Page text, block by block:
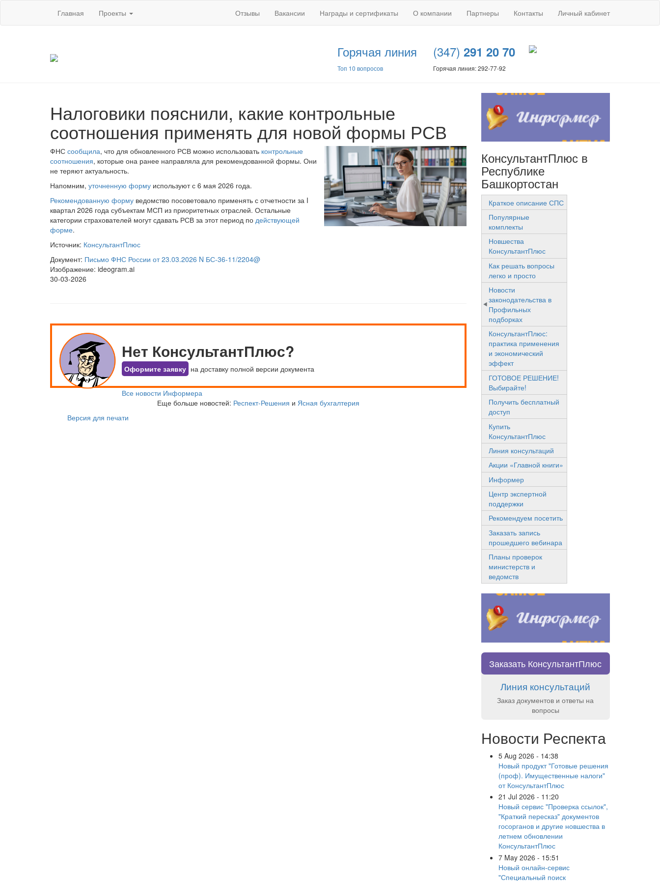
Главная Проекты Отзывы Вакансии Награды и сертификаты О компании Партнеры Контакты Личный кабинет
Горячая линия
Топ 10 вопросов
(347) 291 20 70
Горячая линия: 292-77-92
Налоговики пояснили, какие контрольные
соотношения применять для новой формы РСВ
ФНС сообщила, что для обновленного РСВ можно использовать контрольные
соотношения, которые она ранее направляла для рекомендованной формы. Они
не теряют актуальность.
Напомним, уточненную форму используют с 6 мая 2026 года.
Рекомендованную форму ведомство посоветовало применять с отчетности за I
квартал 2026 года субъектам МСП из приоритетных отраслей. Остальные
категории страхователей могут сдавать РСВ за этот период по действующей
форме.
Источник: КонсультантПлюс
Документ: Письмо ФНС России от 23.03.2026 N БС-36-11/2204@
Изображение: ideogram.ai
30-03-2026
Нет КонсультантПлюс?
Оформите заявку на доставку полной версии документа
Все новости Информера
Еще больше новостей: Респект-Решения и Ясная бухгалтерия
Версия для печати
КонсультантПлюс в
Республике
Башкортостан
Краткое описание СПС
Популярные
комплекты
Новшества
КонсультантПлюс
Как решать вопросы
легко и просто
Новости
законодательства в
Профильных
подборках
КонсультантПлюс:
практика применения
и экономический
эффект
ГОТОВОЕ РЕШЕНИЕ!
Выбирайте!
Получить бесплатный
доступ
Купить
КонсультантПлюс
Линия консультаций
Акции «Главной книги»
Информер
Центр экспертной
поддержки
Рекомендуем посетить
Заказать запись
прошедшего вебинара
Планы проверок
министерств и
ведомств
Заказать КонсультантПлюс
Линия консультаций
Заказ документов и ответы на
вопросы
Новости Респекта
5 Aug 2026 - 14:38
Новый продукт "Готовые решения
(проф). Имущественные налоги"
от КонсультантПлюс
21 Jul 2026 - 11:20
Новый сервис "Проверка ссылок",
"Краткий пересказ" документов
госорганов и другие новшества в
летнем обновлении
КонсультантПлюс
7 May 2026 - 15:51
Новый онлайн-сервис
"Специальный поиск